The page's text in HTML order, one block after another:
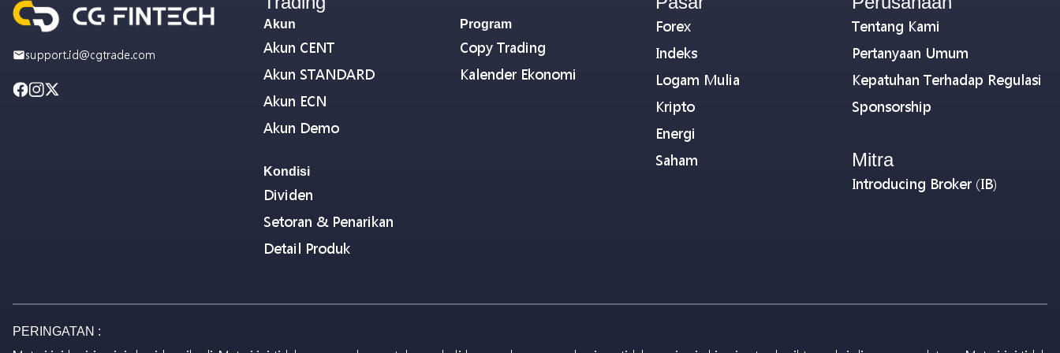
support.id@cgtrade.com
Akun
Akun CENT
Akun STANDARD
Akun ECN
Akun Demo
Kondisi
Dividen
Setoran & Penarikan
Detail Produk
Program
Copy Trading
Kalender Ekonomi
Forex
Indeks
Logam Mulia
Kripto
Energi
Saham
Tentang Kami
Pertanyaan Umum
Kepatuhan Terhadap Regulasi
Sponsorship
Mitra
Introducing Broker (IB)
PERINGATAN :